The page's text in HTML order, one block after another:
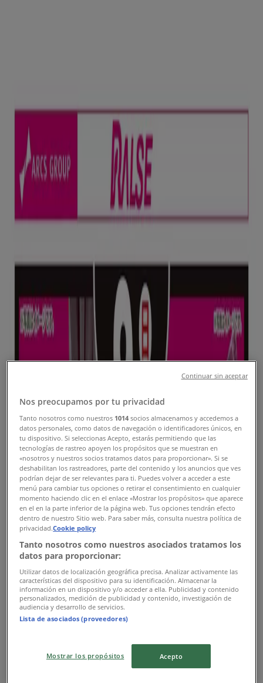
Featured スーパーマーケット
ペット
家電レストラン
テイメント スポーツ おもちゃ&子供向け商品
イク
スーパーマーケットの川口市チラシ
新規
割引とプロモーション
明日で期限切れ川口市
新規
マルエツ
倹約家のためのトップオファー
明日で期限切れ川口市
今日で期限切れ
マルエツ
現在の掘り出し物とオファー
今日で期限切れ川口市
Nos preocupamos por tu privacidad
Tanto nosotros como nuestros 1014 socios almacenamos y accedemos a
datos personales, como datos de navegación o identificadores únicos, en
tu dispositivo. Si seleccionas Acepto, estarás permitiendo que las
tecnologías de rastreo apoyen los propósitos que se muestran en
«nosotros y nuestros socios tratamos datos para proporcionar». Si se
deshabilitan los rastreadores, parte del contenido y los anuncios que ves
podrían dejar de ser relevantes para ti. Puedes volver a acceder a este
menú para cambiar tus opciones o retirar el consentimiento en cualquier
momento haciendo clic en el enlace «Mostrar los propósitos» que aparece
en el en la parte inferior de la página web. Tus opciones tendrán efecto
dentro de nuestro Sitio web. Para saber más, consulta nuestra política de
privacidad.Cookie policy
Tanto nosotros como nuestros asociados tratamos los
datos para proporcionar:
Utilizar datos de localización geográfica precisa. Analizar activamente las
características del dispositivo para su identificación. Almacenar la
información en un dispositivo y/o acceder a ella. Publicidad y contenido
personalizados, medición de publicidad y contenido, investigación de
audiencia y desarrollo de servicios.
Lista de asociados (proveedores)
Mostrar los propósitos Acepto
Continuar sin aceptar